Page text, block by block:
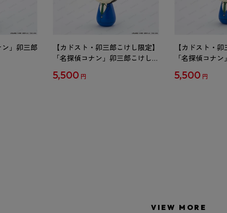
」卯三郎
【カドスト・卯三郎こけし限定】
「名探偵コナン」卯三郎こけし
5,500 円
【カドスト・
「名探偵コナ
5,500 円
VIEW MORE